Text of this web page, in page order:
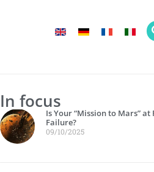
In focus
Is Your “Mission to Mars” at
Failure?
09/10/2025